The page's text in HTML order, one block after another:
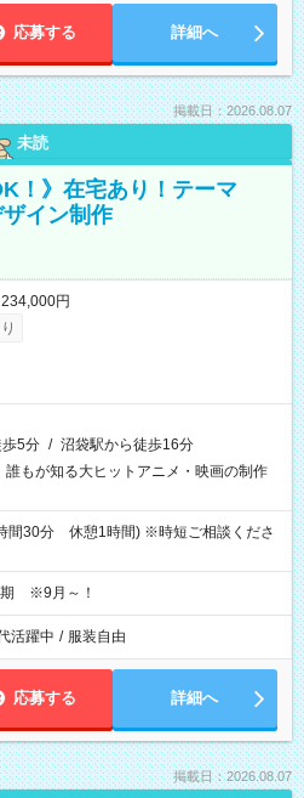
応募する 詳細へ
掲載日：2026.08.07
未読
！》在宅あり！テーマ
イン制作
円
5分 / 沼袋駅から徒歩16分
誰もが知る大ヒットアニメ・映画の制作
間30分 休憩1時間) ※時短ご相談くださ
期 ※9月～！
活躍中 / 服装自由
応募する 詳細へ
掲載日：2026.08.07